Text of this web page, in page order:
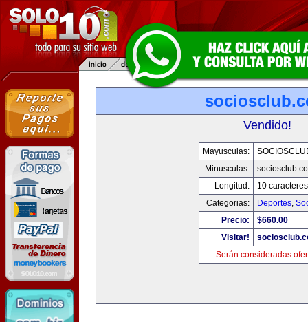
Vendido!
Mayusculas:
Minusculas:
Longitud:
10 caracteres
Categorias:
Deportes,
Precio:
$660.00
Visitar!
Serán consideradas